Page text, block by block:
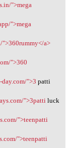
">mega
">mega
a>
">360
">3 patti
">3patti luck
">teenpatti
">teenpatti